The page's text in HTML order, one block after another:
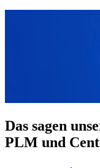
Das sagen
PLM und